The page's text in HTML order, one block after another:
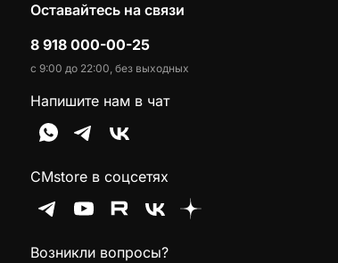
Оставайтесь на связи
8 918 000-00-25
с 9:00 до 22:00, без выходных
Напишите нам в чат
CMstore в соцсетях
Возникли вопросы?